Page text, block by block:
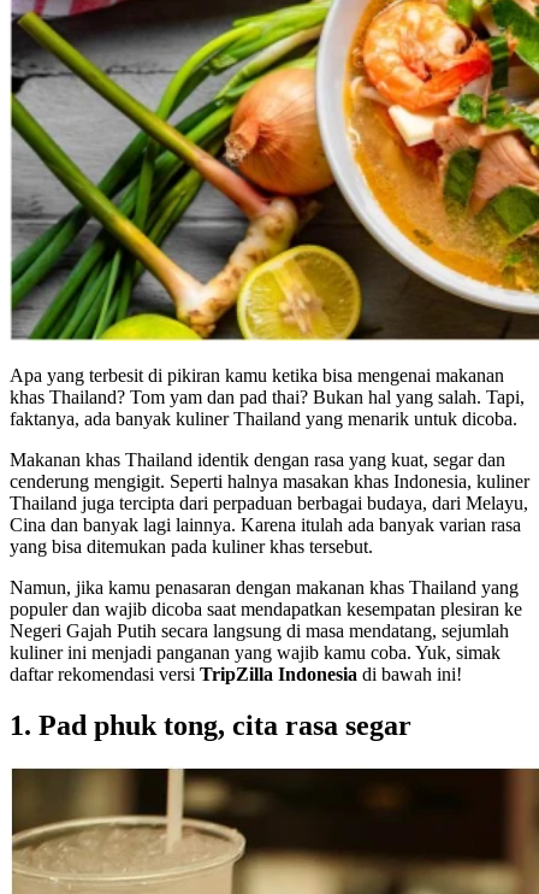
Apa yang terbesit di pikiran kamu ketika bisa mengenai makanan
khas Thailand? Tom yam dan pad thai? Bukan hal yang salah. Tapi,
faktanya, ada banyak kuliner Thailand yang menarik untuk dicoba.
Makanan khas Thailand identik dengan rasa yang kuat, segar dan
cenderung mengigit. Seperti halnya masakan khas Indonesia, kuliner
Thailand juga tercipta dari perpaduan berbagai budaya, dari Melayu,
Cina dan banyak lagi lainnya. Karena itulah ada banyak varian rasa
yang bisa ditemukan pada kuliner khas tersebut.
Namun, jika kamu penasaran dengan makanan khas Thailand yang
populer dan wajib dicoba saat mendapatkan kesempatan plesiran ke
Negeri Gajah Putih secara langsung di masa mendatang, sejumlah
kuliner ini menjadi panganan yang wajib kamu coba. Yuk, simak
daftar rekomendasi versi TripZilla Indonesia di bawah ini!
1. Pad phuk tong, cita rasa segar